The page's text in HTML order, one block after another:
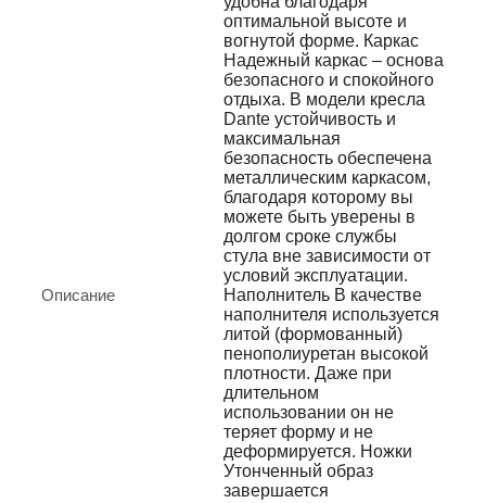
Описание
оптимальной высоте и
вогнутой форме. Каркас
Надежный каркас – основа
безопасного и спокойного
отдыха. В модели кресла
Dante устойчивость и
максимальная
безопасность обеспечена
металлическим каркасом,
благодаря которому вы
можете быть уверены в
долгом сроке службы
стула вне зависимости от
условий эксплуатации.
Наполнитель В качестве
наполнителя используется
литой (формованный)
пенополиуретан высокой
плотности. Даже при
длительном
использовании он не
теряет форму и не
деформируется. Ножки
Утонченный образ
завершается